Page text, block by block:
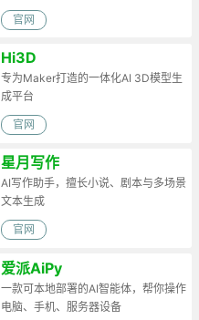
官网
Hi3D
专为Maker打造的一体化AI 3D模型生
成平台
官网
星月写作
AI写作助手，擅长小说、剧本与多场景
文本生成
官网
爱派AiPy
一款可本地部署的AI智能体，帮你操作
电脑、手机、服务器设备